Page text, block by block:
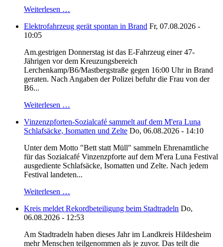
Weiterlesen …
Elektrofahrzeug gerät spontan in Brand Fr, 07.08.2026 -
10:05
Am.gestrigen Donnerstag ist das E-Fahrzeug einer 47-
Jährigen vor dem Kreuzungsbereich
Lerchenkamp/B6/Mastbergstraße gegen 16:00 Uhr in Brand
geraten. Nach Angaben der Polizei befuhr die Frau von der
B6...
Weiterlesen …
Vinzenzpforten-Sozialcafé sammelt auf dem M'era Luna
Schlafsäcke, Isomatten und Zelte Do, 06.08.2026 - 14:10
Unter dem Motto "Bett statt Müll" sammeln Ehrenamtliche
für das Sozialcafé Vinzenzpforte auf dem M'era Luna Festival
ausgediente Schlafsäcke, Isomatten und Zelte. Nach jedem
Festival landeten...
Weiterlesen …
Kreis meldet Rekordbeteiligung beim Stadtradeln Do,
06.08.2026 - 12:53
Am Stadtradeln haben dieses Jahr im Landkreis Hildesheim
mehr Menschen teilgenommen als je zuvor. Das teilt die